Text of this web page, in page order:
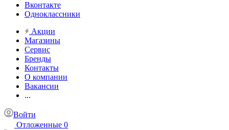
Вконтакте
Одноклассники
Акции
Магазины
Сервис
Бренды
Контакты
О компании
Вакансии
...
Войти
Отложенные 0